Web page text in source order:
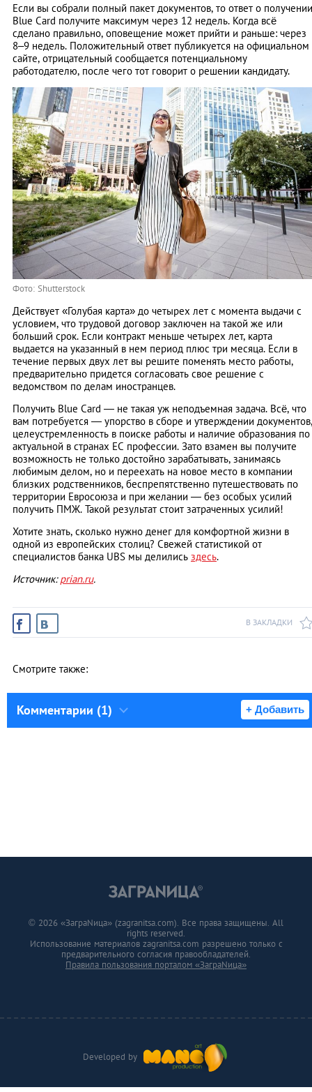
Если вы собрали полный пакет документов, то ответ о получении
Blue Card получите максимум через 12 недель. Когда всё
сделано правильно, оповещение может прийти и раньше: через
8–9 недель. Положительный ответ публикуется на официальном
сайте, отрицательный сообщается потенциальному
работодателю, после чего тот говорит о решении кандидату.
Фото: Shutterstock
Действует «Голубая карта» до четырех лет с момента выдачи с
условием, что трудовой договор заключен на такой же или
больший срок. Если контракт меньше четырех лет, карта
выдается на указанный в нем период плюс три месяца. Если в
течение первых двух лет вы решите поменять место работы,
предварительно придется согласовать свое решение с
ведомством по делам иностранцев.
Получить Blue Card — не такая уж неподъемная задача. Всё, что
вам потребуется — упорство в сборе и утверждении документов,
целеустремленность в поиске работы и наличие образования по
актуальной в странах ЕС профессии. Зато взамен вы получите
возможность не только достойно зарабатывать, занимаясь
любимым делом, но и переехать на новое место в компании
близких родственников, беспрепятственно путешествовать по
территории Евросоюза и при желании — без особых усилий
получить ПМЖ. Такой результат стоит затраченных усилий!
Хотите знать, сколько нужно денег для комфортной жизни в
одной из европейских столиц? Свежей статистикой от
специалистов банка UBS мы делились здесь.
Источник:prian.ru.
В ЗАКЛАДКИ
Смотрите также:
Комментарии (1) + Добавить
Developed by
© 2026 «ЗаграNица» (zagranitsa.com). Все права защищены. All
rights reserved.
Использование материалов zagranitsa.com разрешено только с
предварительного согласия правообладателей.
Правила пользования порталом «ЗаграNица»